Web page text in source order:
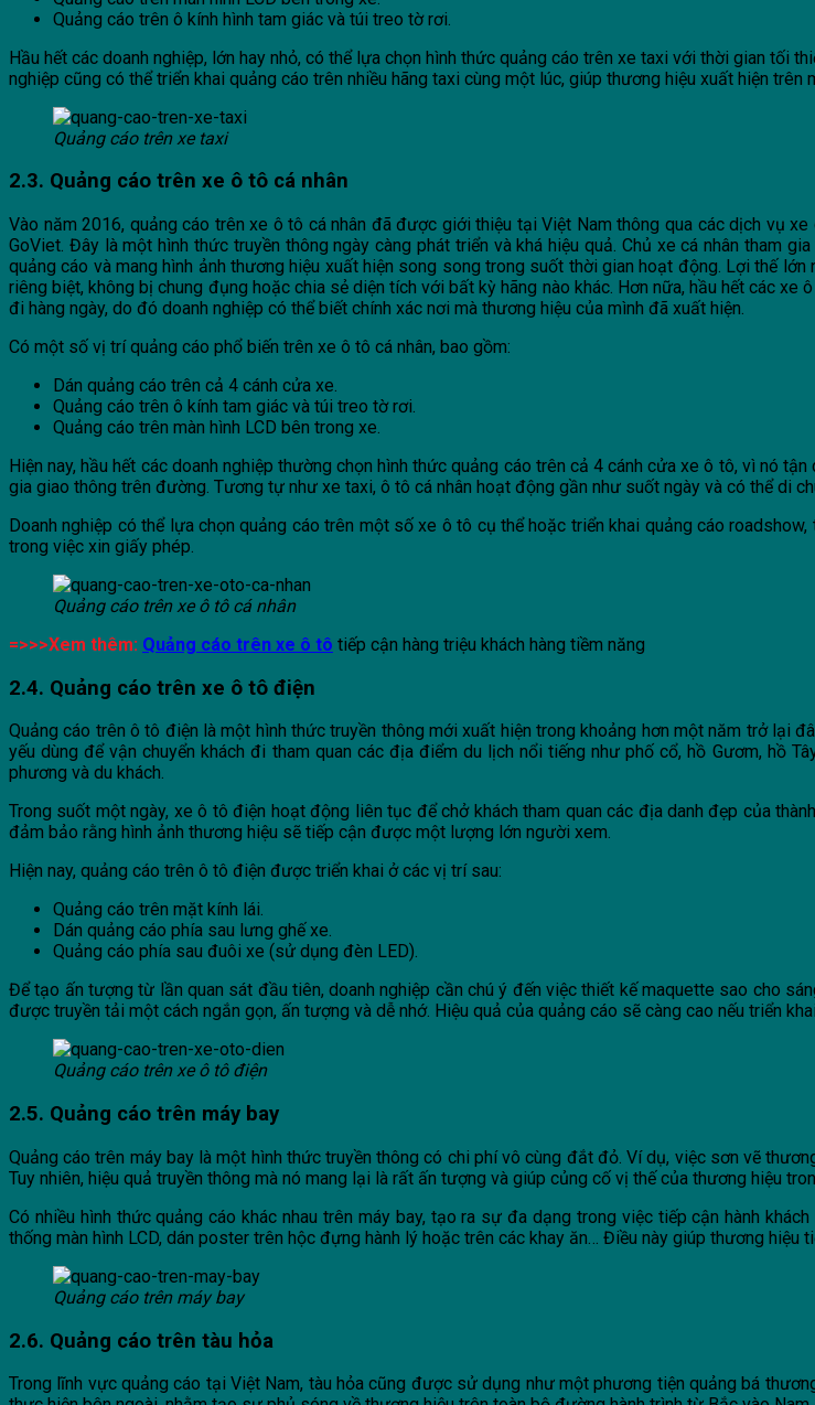
Quảng cáo trên ô kính hình tam giác và túi treo tờ rơi.
Hầu hết các doanh nghiệp, lớn hay nhỏ, có thể lựa chọn hình thức quảng cáo trên xe taxi với thời gian tối
nghiệp cũng có thể triển khai quảng cáo trên nhiều hãng taxi cùng một lúc, giúp thương hiệu xuất hiện trên
Quảng cáo trên xe taxi
2.3. Quảng cáo trên xe ô tô cá nhân
Vào năm 2016, quảng cáo trên xe ô tô cá nhân đã được giới thiệu tại Việt Nam thông qua các dịch vụ
GoViet. Đây là một hình thức truyền thông ngày càng phát triển và khá hiệu quả. Chủ xe cá nhân tham
quảng cáo và mang hình ảnh thương hiệu xuất hiện song song trong suốt thời gian hoạt động. Lợi thế
riêng biệt, không bị chung đụng hoặc chia sẻ diện tích với bất kỳ hãng nào khác. Hơn nữa, hầu hết các
đi hàng ngày, do đó doanh nghiệp có thể biết chính xác nơi mà thương hiệu của mình đã xuất hiện.
Có một số vị trí quảng cáo phổ biến trên xe ô tô cá nhân, bao gồm:
Dán quảng cáo trên cả 4 cánh cửa xe.
Quảng cáo trên ô kính tam giác và túi treo tờ rơi.
Quảng cáo trên màn hình LCD bên trong xe.
Hiện nay, hầu hết các doanh nghiệp thường chọn hình thức quảng cáo trên cả 4 cánh cửa xe ô tô, vì nó
gia giao thông trên đường. Tương tự như xe taxi, ô tô cá nhân hoạt động gần như suốt ngày và có thể di
Doanh nghiệp có thể lựa chọn quảng cáo trên một số xe ô tô cụ thể hoặc triển khai quảng cáo
trong việc xin giấy phép.
Quảng cáo trên xe ô tô cá nhân
=>>>Xem thêm: Quảng cáo trên xe ô tô tiếp cận hàng triệu khách hàng tiềm năng
2.4. Quảng cáo trên xe ô tô điện
Quảng cáo trên ô tô điện là một hình thức truyền thông mới xuất hiện trong khoảng hơn một năm trở lại
yếu dùng để vận chuyển khách đi tham quan các địa điểm du lịch nổi tiếng như phố cổ, hồ Gươm, hồ
phương và du khách.
Trong suốt một ngày, xe ô tô điện hoạt động liên tục để chở khách tham quan các địa danh đẹp của
đảm bảo rằng hình ảnh thương hiệu sẽ tiếp cận được một lượng lớn người xem.
Hiện nay, quảng cáo trên ô tô điện được triển khai ở các vị trí sau:
Quảng cáo trên mặt kính lái.
Dán quảng cáo phía sau lưng ghế xe.
Quảng cáo phía sau đuôi xe (sử dụng đèn LED).
Để tạo ấn tượng từ lần quan sát đầu tiên, doanh nghiệp cần chú ý đến việc thiết kế maquette sao cho
được truyền tải một cách ngắn gọn, ấn tượng và dễ nhớ. Hiệu quả của quảng cáo sẽ càng cao nếu triển
Quảng cáo trên xe ô tô điện
2.5. Quảng cáo trên máy bay
Quảng cáo trên máy bay là một hình thức truyền thông có chi phí vô cùng đắt đỏ. Ví dụ, việc sơn vẽ
Tuy nhiên, hiệu quả truyền thông mà nó mang lại là rất ấn tượng và giúp củng cố vị thế của thương hiệu
Có nhiều hình thức quảng cáo khác nhau trên máy bay, tạo ra sự đa dạng trong việc tiếp cận hành
thống màn hình LCD, dán poster trên hộc đựng hành lý hoặc trên các khay ăn… Điều này giúp thương hiệu
Quảng cáo trên máy bay
2.6. Quảng cáo trên tàu hỏa
Trong lĩnh vực quảng cáo tại Việt Nam, tàu hỏa cũng được sử dụng như một phương tiện quảng bá